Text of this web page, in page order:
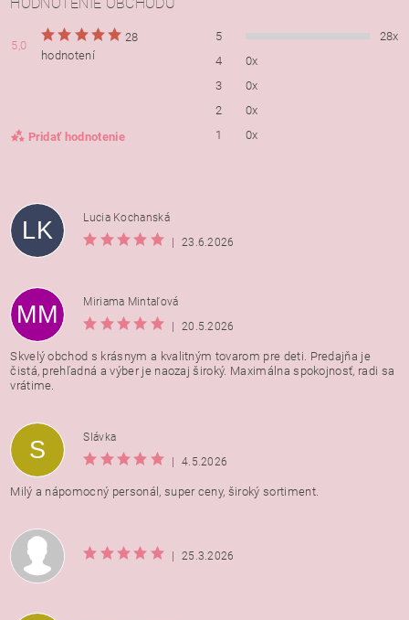
5,0
28
hodnotení
Pridať hodnotenie
5
28x
4
0x
3
0x
2
0x
1
0x
Vložením hodnotenie súhlasíte s
osobných údajov
LK
Lucia Kochanská
|
23.6.2026
MM
Miriama Mintaľová
|
20.5.2026
Skvelý obchod s krásnym a kvalitným tovarom pre deti. Predajňa je
čistá, prehľadná a výber je naozaj široký. Maximálna spokojnosť, radi sa
vrátime.
S
Slávka
|
4.5.2026
Milý a nápomocný personál, super ceny, široký sortiment.
| 25.3.2026